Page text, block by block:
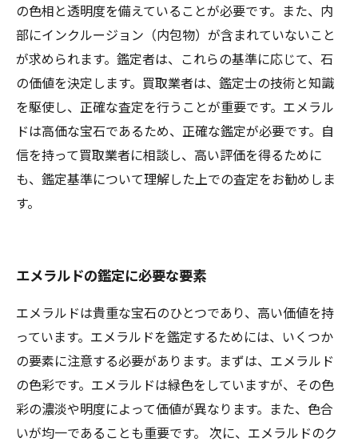
の色相と透明度を備えていることが必要です。また、内
部にインクルージョン（内包物）が含まれていないこと
が求められます。鑑定者は、これらの基準に応じて、石
の価値を決定します。買取業者は、鑑定士の技術と知識
を駆使し、正確な査定を行うことが重要です。エメラル
ドは高価な宝石であるため、正確な鑑定が必要です。自
信を持って買取業者に相談し、高い評価を得るために
も、鑑定基準について理解した上での査定をお勧めしま
す。
エメラルドの鑑定に必要な要素
エメラルドは貴重な宝石のひとつであり、高い価値を持
っています。エメラルドを鑑定するためには、いくつか
の要素に注意する必要があります。まずは、エメラルド
の色彩です。エメラルドは緑色をしていますが、その色
彩の濃淡や明度によって価値が異なります。また、色合
いが均一であることも重要です。 次に、エメラルドのク